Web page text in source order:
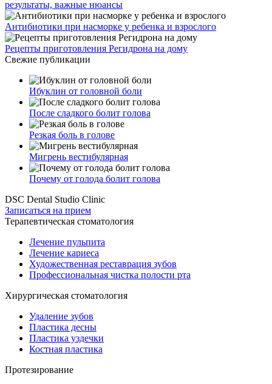
результаты, важные нюансы
Антибиотики при насморке у ребенка и взрослого
Рецепты приготовления Регидрона на дому
Свежие публикации
Ибуклин от головной боли
После сладкого болит голова
Резкая боль в голове
Мигрень вестибулярная
Почему от голода болит голова
DSC Dental Studio Clinic
Записаться на прием
Терапевтическая стоматология
Лечение пульпита
Лечение кариеса
Художественная реставрация зубов
Профессиональная чистка полости рта
Хирургическая стоматология
Удаление зубов
Пластика десны
Пластика уздечки
Костная пластика
Протезирование